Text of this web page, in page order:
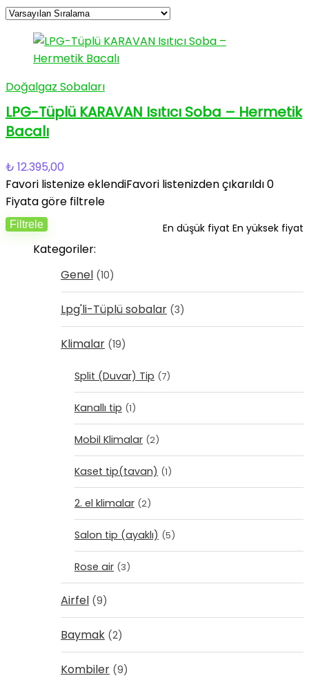
Doğalgaz Sobaları
LPG-Tüplü KARAVAN Isıtıcı Soba – Hermetik
Bacalı
₺ 12.395,00
Favori listenize eklendiFavori listenizden çıkarıldı0
Fiyata göre filtrele
En düşük fiyat En yüksek fiyat
Filtrele
Kategoriler:
Genel (10)
Lpg'li-Tüplü sobalar (3)
Klimalar (19)
Split (Duvar) Tip (7)
Kanallı tip (1)
Mobil Klimalar (2)
Kaset tip(tavan) (1)
2. el klimalar (2)
Salon tip (ayaklı) (5)
Rose air (3)
Airfel (9)
Baymak (2)
Kombiler (9)